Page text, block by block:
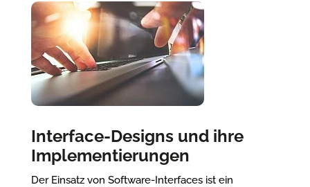
Interface-Designs und ihre
Implementierungen
Der Einsatz von Software-Interfaces ist ein